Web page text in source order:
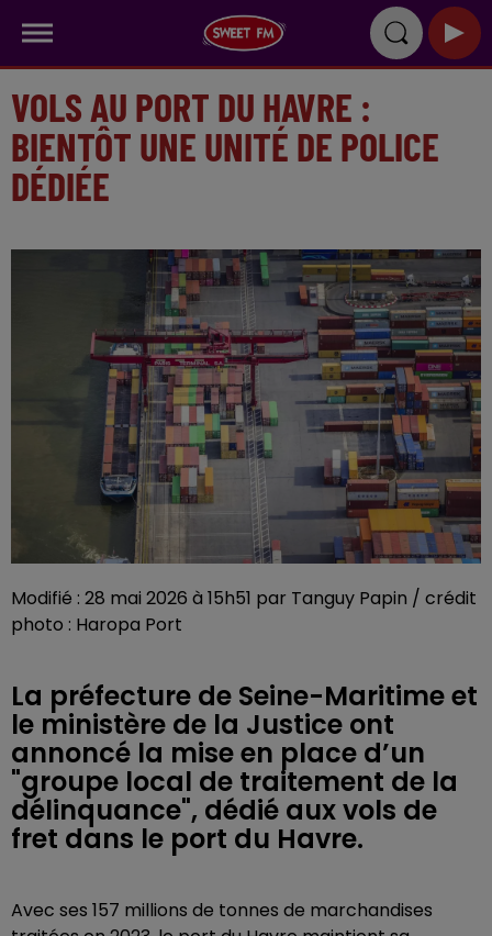
VOLS AU PORT DU HAVRE :
BIENTÔT UNE UNITÉ DE POLICE
DÉDIÉE
Modifié : 28 mai 2026 à 15h51 par Tanguy Papin / crédit
photo : Haropa Port
La préfecture de Seine-Maritime et
le ministère de la Justice ont
annoncé la mise en place d’un
"groupe local de traitement de la
délinquance", dédié aux vols de
fret dans le port du Havre.
Avec ses 157 millions de tonnes de marchandises